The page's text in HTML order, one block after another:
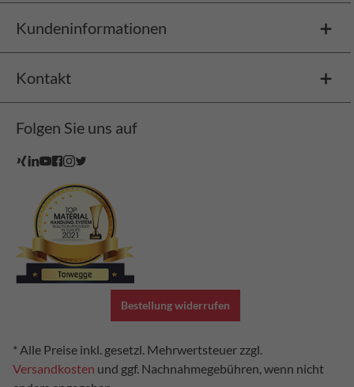
Kundeninformationen
Kontakt
Folgen Sie uns auf
Bestellung widerrufen
* Alle Preise inkl. gesetzl. Mehrwertsteuer zzgl.
Versandkosten und ggf. Nachnahmegebühren, wenn nicht